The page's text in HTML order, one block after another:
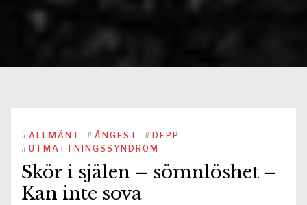
# ALLMÄNT # ÅNGEST # DEPP
# UTMATTNINGSSYNDROM
Skör i själen – sömnlöshet –
Kan inte sova